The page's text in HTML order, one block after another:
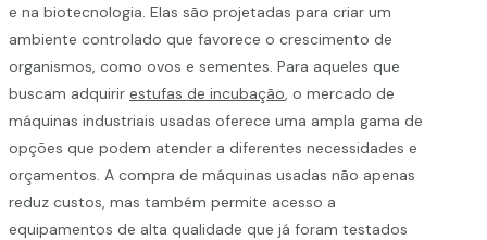
e na biotecnologia. Elas são projetadas para criar um
ambiente controlado que favorece o crescimento de
organismos, como ovos e sementes. Para aqueles que
buscam adquirir estufas de incubação, o mercado de
máquinas industriais usadas oferece uma ampla gama de
opções que podem atender a diferentes necessidades e
orçamentos. A compra de máquinas usadas não apenas
reduz custos, mas também permite acesso a
equipamentos de alta qualidade que já foram testados